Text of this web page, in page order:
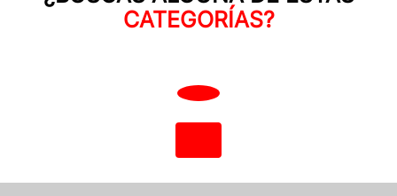
en Motos, Repuestos y
CATEGORÍAS?